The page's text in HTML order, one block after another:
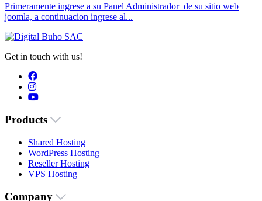
Primeramente ingrese a su Panel Administrador de su sitio web
joomla, a continuacion ingrese al...
Get in touch with us!
Products
Shared Hosting
WordPress Hosting
Reseller Hosting
VPS Hosting
Company